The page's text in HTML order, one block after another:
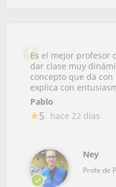
Es el mejor profesor
dar clase muy
concepto que da
explica con
Pablo
5 hace 22 días
Ney
Profe de